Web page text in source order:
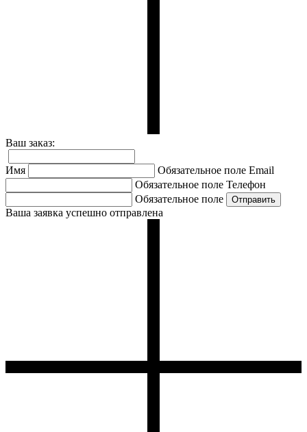
Ваш заказ:
Имя Обязательное поле Email
Обязательное поле Телефон
Обязательное поле
Ваша заявка успешно отправлена